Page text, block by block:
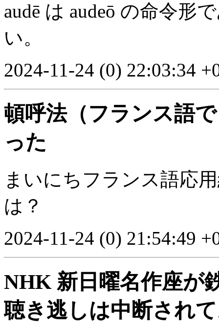
audē は audeō の命令形
い。
2024-11-24 (0) 22:03:34
頓呼法（フランス語
った
まいにちフランス語応
は？
2024-11-24 (0) 21:54:49
NHK 新日曜名作座が
聴き逃しは中断され